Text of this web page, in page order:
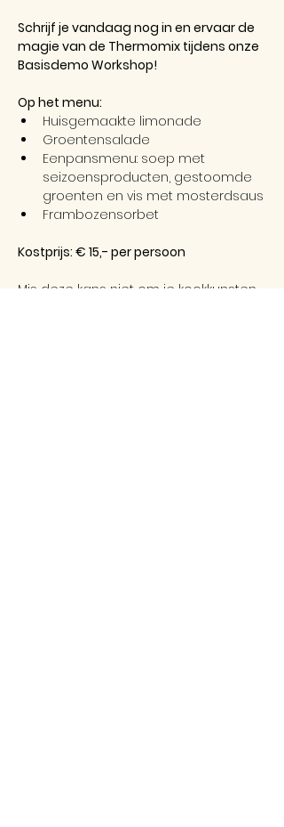
Schrijf je vandaag nog in en ervaar de
magie van de Thermomix tijdens onze
Basisdemo Workshop!
Op het menu:
Huisgemaakte limonade
Groentensalade
Eenpansmenu: soep met
seizoensproducten, gestoomde
groenten en vis met mosterdsaus
Frambozensorbet
Kostprijs: € 15,- per persoon
Mis deze kans niet om je kookkunsten